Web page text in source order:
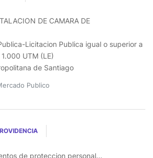
DE CAMARA DE
Licitacion Publica igual o superior a
UTM (LE)
de Santiago
Publico
de proteccion personal...